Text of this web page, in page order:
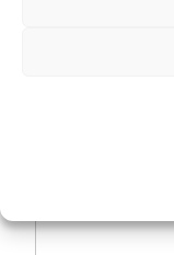
Hundfoder